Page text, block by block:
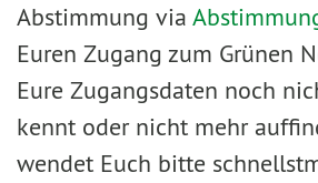
Abstimmung via
Euren Zugang zum Grünen
Eure Zugangsdaten noch
kennt oder nicht mehr
wendet Euch bitte